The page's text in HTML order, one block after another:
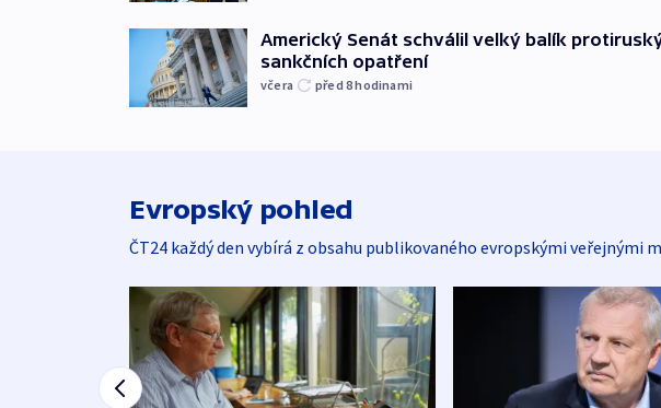
Americký Senát schválil velký balík
sankčních opatření
včera před 8hodinami
Evropský pohled
ČT24 každý den vybírá z obsahu publikovaného evropskými veřejnými